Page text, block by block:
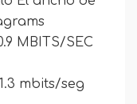
MBITS/SEC
mbits/seg